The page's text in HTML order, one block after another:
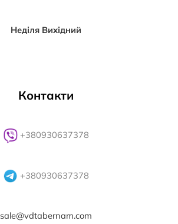
Неділя Вихідний
Контакти
+380930637378
+380930637378
sale@vdtabernam.com